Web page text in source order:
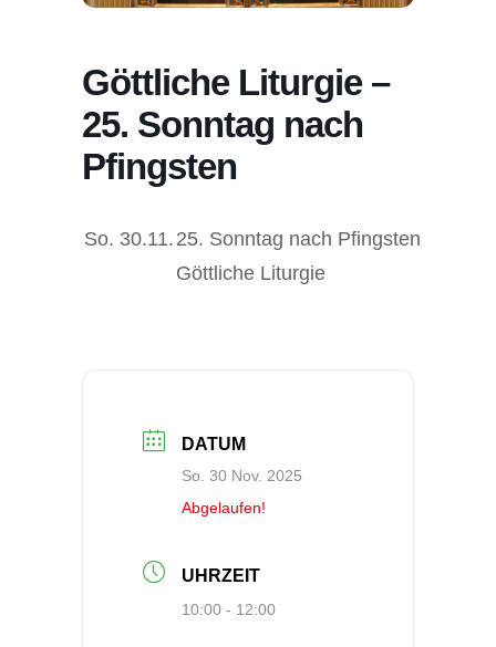
Göttliche Liturgie –
25. Sonntag nach
Pfingsten
So. 30.11. 25. Sonntag nach Pfingsten
Göttliche Liturgie
DATUM
So. 30 Nov. 2025
Abgelaufen!
UHRZEIT
10:00 - 12:00